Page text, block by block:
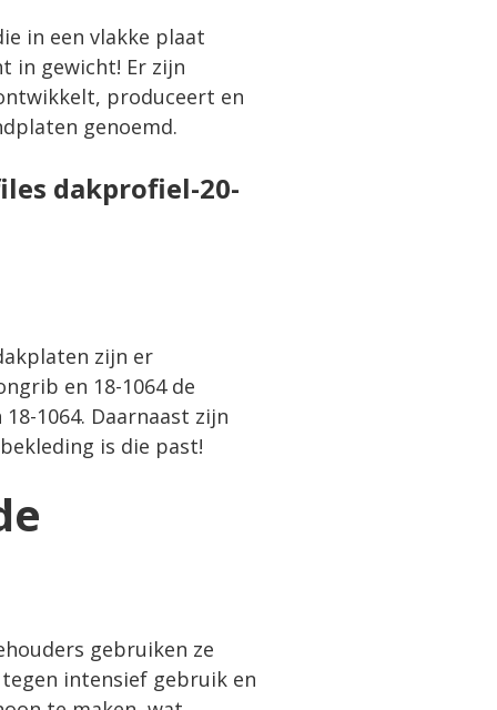
in een vlakke plaat
in gewicht! Er zijn
produceert en
genoemd.
zijn er
en 18-1064 de
1064. Daarnaast zijn
is die past!
gebruiken ze
intensief gebruik en